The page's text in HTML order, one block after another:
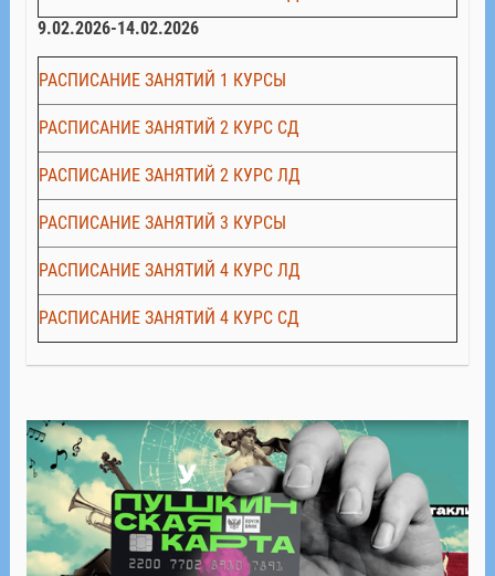
9.02.2026-14.02.2026
РАСПИСАНИЕ ЗАНЯТИЙ 1 КУРСЫ
РАСПИСАНИЕ ЗАНЯТИЙ 2 КУРС СД
РАСПИСАНИЕ ЗАНЯТИЙ 2 КУРС ЛД
РАСПИСАНИЕ ЗАНЯТИЙ 3 КУРСЫ
РАСПИСАНИЕ ЗАНЯТИЙ 4 КУРС ЛД
РАСПИСАНИЕ ЗАНЯТИЙ 4 КУРС СД